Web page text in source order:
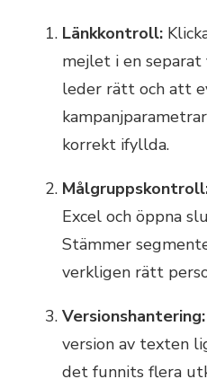
Länkkontroll:
mejlet i en
leder rätt och att
korrekt ifyllda.
Excel och öppna
Stämmer
verkligen rätt
Versionshantering:
version av texten
det funnits flera